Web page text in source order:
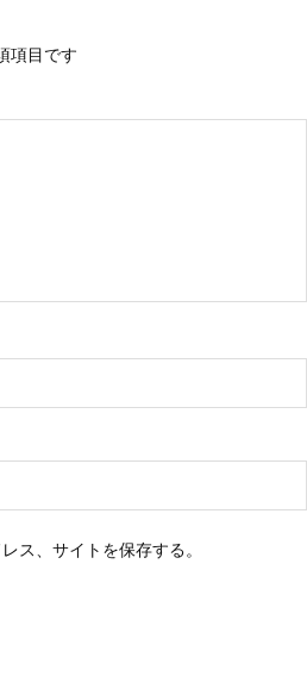
項目です
ス、サイトを保存する。